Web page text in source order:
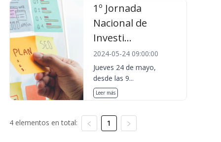
1º Jornada
Nacional de
Investi...
2024-05-24 09:00:00
Jueves 24 de mayo,
desde las 9...
Leer más
4 elementos en total: 1